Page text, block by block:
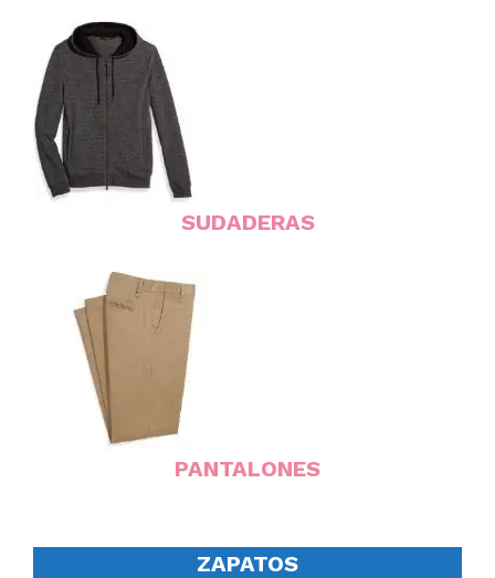
SUDADERAS
PANTALONES
ZAPATOS